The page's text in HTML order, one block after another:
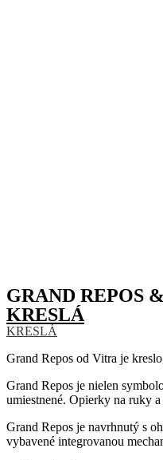
GRAND REPOS
KRESLÁ
KRESLÁ
Grand Repos od Vitra je
Grand Repos je nielen
umiestnené. Opierky na ruky
Grand Repos je navrhnutý s
vybavené integrovanou